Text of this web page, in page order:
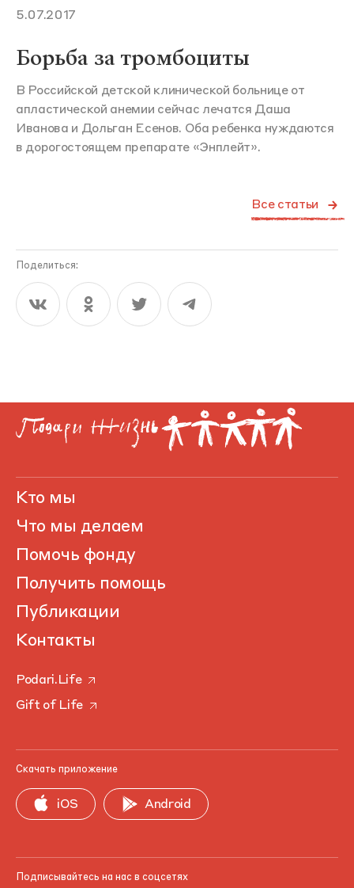
5.07.2017
Борьба за тромбоциты
В Российской детской клинической больнице от
апластической анемии сейчас лечатся Даша
Иванова и Дольган Есенов. Оба ребенка нуждаются
в дорогостоящем препарате «Энплейт».
Все статьи
Поделиться:
Кто мы
Что мы делаем
Помочь фонду
Получить помощь
Публикации
Контакты
Podari.Life
Gift of Life
Скачать приложение
iOS Android
Подписывайтесь на нас в соцсетях